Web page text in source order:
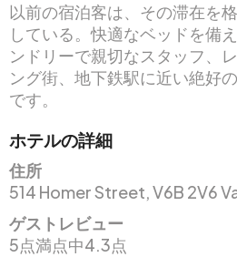
以前の宿泊客は、その滞在を
している。快適なベッドを備
ンドリーで親切なスタッフ、
ング街、地下鉄駅に近い絶好
です。
ホテルの詳細
住所
514 Homer Street, V6B 2V6
ゲストレビュー
5点満点中4.3点